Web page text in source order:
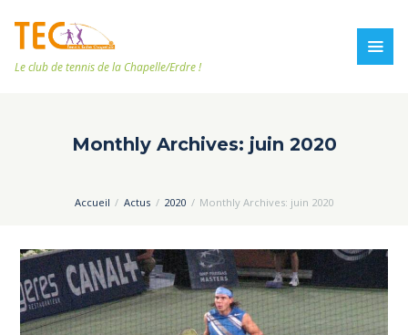
Le club de tennis de la Chapelle/Erdre !
Monthly Archives: juin 2020
Accueil Actus 2020 Monthly Archives: juin 2020